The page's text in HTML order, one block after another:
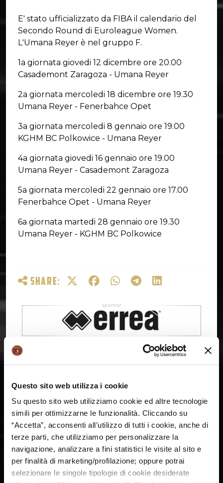
Questo sito web utilizza i cookie
Su questo sito web utilizziamo cookie ed altre tecnologie
simili per ottimizzarne le funzionalità. Cliccando su
“Accetta”, acconsenti all’utilizzo di tutti i cookie, anche di
terze parti, che utilizziamo per personalizzare la
navigazione, analizzare a fini statistici le visite al sito e
per finalità di marketing/profilazione; oppure potrai
selezionare le singole tipologie di cookie desiderate
E' stato ufficializzato da FIBA il calendario del
Secondo Round di Euroleague Women.
L'Umana Reyer è nel gruppo F.
1a giornata giovedi 12 dicembre ore 20.00
Casademont Zaragoza - Umana Reyer
2a giornata mercoledi 18 dicembre ore 19.30
Umana Reyer - Fenerbahce Opet
3a giornata mercoledi 8 gennaio ore 19.00
KGHM BC Polkowice - Umana Reyer
4a giornata giovedi 16 gennaio ore 19.00
Umana Reyer - Casademont Zaragoza
5a giornata mercoledi 22 gennaio ore 17.00
Fenerbahce Opet - Umana Reyer
6a giornata martedi 28 gennaio ore 19.30
Umana Reyer - KGHM BC Polkowice
SHARE: